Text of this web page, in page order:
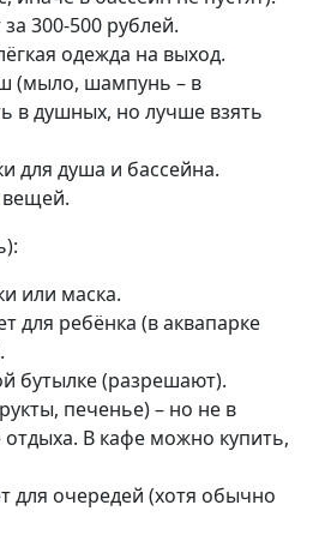
300-500 рублей.
одежда на выход.
(мыло, шампунь – в
в душных, но лучше взять
для душа и бассейна.
вещей.
или маска.
для ребёнка (в аквапарке
бутылке (разрешают).
печенье) – но не в
отдыха. В кафе можно купить,
для очередей (хотя обычно